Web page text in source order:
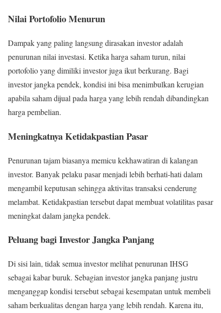
Nilai Portofolio Menurun
Dampak yang paling langsung dirasakan investor adalah
penurunan nilai investasi. Ketika harga saham turun, nilai
portofolio yang dimiliki investor juga ikut berkurang. Bagi
investor jangka pendek, kondisi ini bisa menimbulkan kerugian
apabila saham dijual pada harga yang lebih rendah dibandingkan
harga pembelian.
Meningkatnya Ketidakpastian Pasar
Penurunan tajam biasanya memicu kekhawatiran di kalangan
investor. Banyak pelaku pasar menjadi lebih berhati-hati dalam
mengambil keputusan sehingga aktivitas transaksi cenderung
melambat. Ketidakpastian tersebut dapat membuat volatilitas pasar
meningkat dalam jangka pendek.
Peluang bagi Investor Jangka Panjang
Di sisi lain, tidak semua investor melihat penurunan IHSG
sebagai kabar buruk. Sebagian investor jangka panjang justru
menganggap kondisi tersebut sebagai kesempatan untuk membeli
saham berkualitas dengan harga yang lebih rendah. Karena itu,